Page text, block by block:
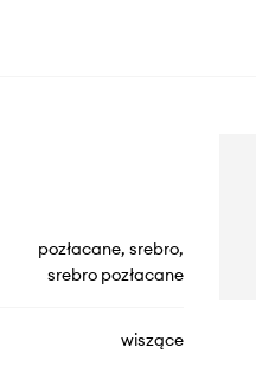
pozłacane, srebro,
srebro pozłacane
wiszące